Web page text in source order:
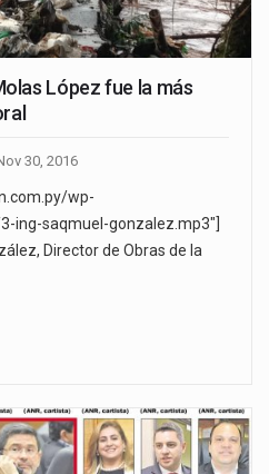
López fue la más
30, 2016
wp-
ing-saqmuel-gonzalez.mp3"]
Director de Obras de la